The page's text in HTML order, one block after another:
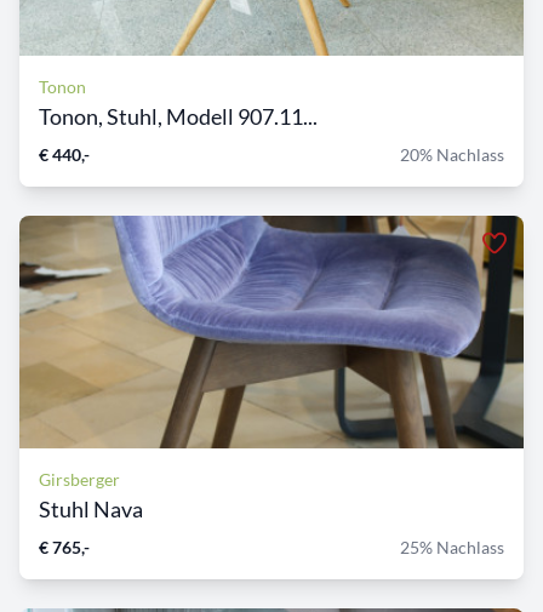
Tonon
Tonon, Stuhl, Modell 907.11...
€ 440,- 20% Nachlass
Girsberger
Stuhl Nava
€ 765,- 25% Nachlass